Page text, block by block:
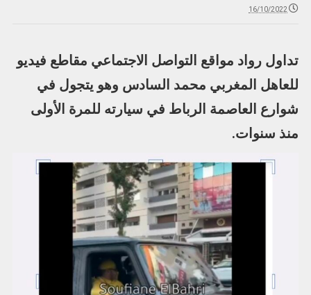
16/10/2022
تداول رواد مواقع التواصل الاجتماعي مقاطع فيديو
للعاهل المغربي محمد السادس وهو يتجول في
شوارع العاصمة الرباط في سيارته للمرة الأولى
منذ سنوات.